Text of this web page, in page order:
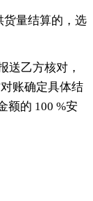
货量结算的，选
送乙方核对，
账确定具体结
额的 100 %安